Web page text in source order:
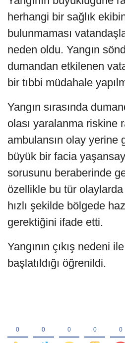
herhangi bir sağlık
bulunmaması
neden oldu. Yangın
dumandan etkilenen
bir tıbbi müdahale
Yangın sırasında
olası yaralanma riskine
ambulansın olay yerine
büyük bir facia
sorusunu beraberinde
özellikle bu tür
hızlı şekilde bölgede
gerektiğini ifade etti.
Yangının çıkış nedeni
başlatıldığı öğrenildi.